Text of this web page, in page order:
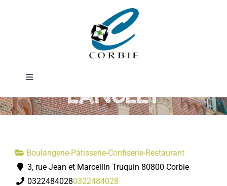
Toggle
Mairie
SERVICES MUNICIPAUX
Boulangerie
Pâtisserie
LANGLET
Boulangerie-Pâtisserie-Confiserie-Restaurant
3, rue Jean et Marcellin Truquin 80800 Corbie
03224840280322484028